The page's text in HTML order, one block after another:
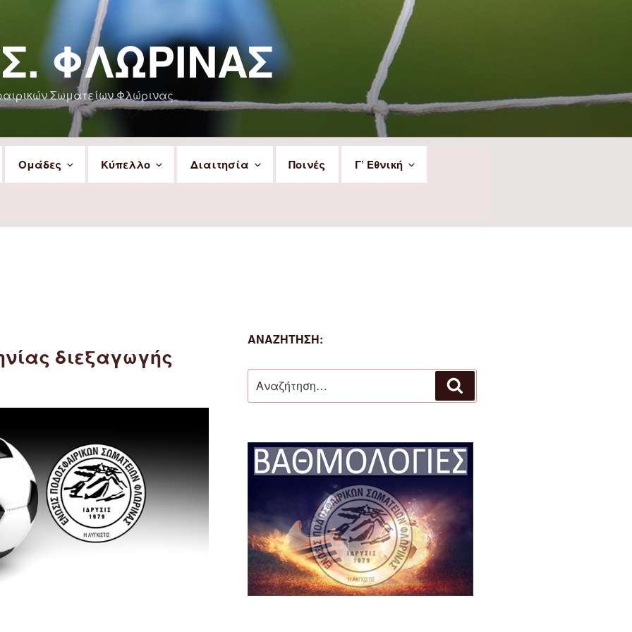
ΦΛΏΡΙΝΑΣ
Σωματείων Φλώρινας
Ομάδες Κύπελλο Διαιτησία Ποινές Γ’ Εθνική
διεξαγωγής
ΑΝΑΖΉΤΗΣΗ:
για: